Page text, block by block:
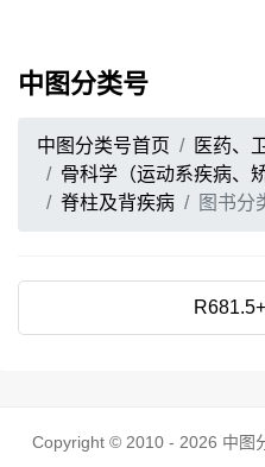
中图分类号
中图分类号首页 医药、
骨科学（运动系疾病、
脊柱及背疾病
图书分
Copyright © 2010 - 2026 中图